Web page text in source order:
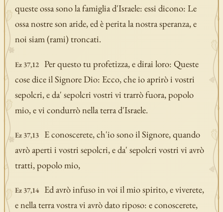
queste ossa sono la famiglia d'Israele: essi dicono: Le
ossa nostre son aride, ed è perita la nostra speranza, e
noi siam (rami) troncati.
Ez 37,12
Per questo tu profetizza, e dirai loro: Queste
cose dice il Signore Dio: Ecco, che io aprirò i vostri
sepolcri, e da' sepolcri vostri vi trarrò fuora, popolo
mio, e vi condurrò nella terra d'Israele.
Ez 37,13
E conoscerete, ch'io sono il Signore, quando
avrò aperti i vostri sepolcri, e da' sepolcri vostri vi avrò
tratti, popolo mio,
Ez 37,14
Ed avrò infuso in voi il mio spirito, e viverete,
e nella terra vostra vi avrò dato riposo: e conoscerete,